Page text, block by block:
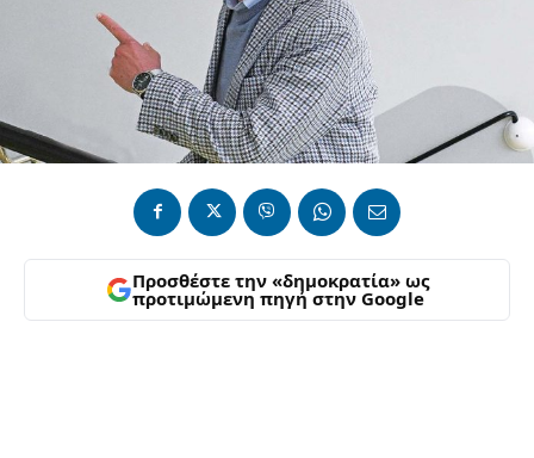
Προσθέστε την «δημοκρατία» ως
προτιμώμενη πηγή στην Google